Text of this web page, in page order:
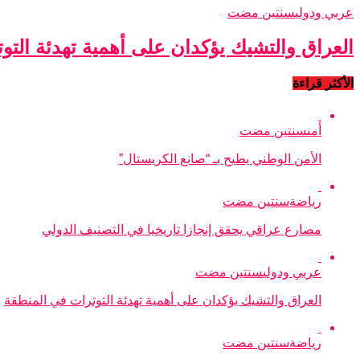
عربي ودوليسنتين مضت
العراق والتشيك يؤكدان على أهمية تهدئة
الأكثر قراءة
أمنسنتين مضت
الأمن الوطني يطيح بـ “صانع الكريستال”
رياضةسنتين مضت
مصارع عراقي يحقق إنجازا تاريخيا في التصنيف الدولي
عربي ودوليسنتين مضت
العراق والتشيك يؤكدان على أهمية تهدئة التوترات في المنطقة
رياضةسنتين مضت